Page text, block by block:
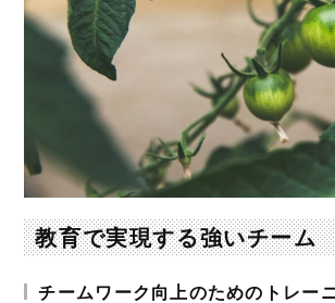
教育で実現する強いチーム
チームワーク向上のためのトレー